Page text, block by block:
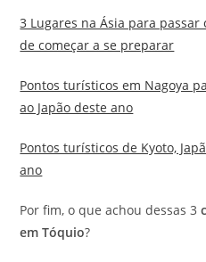
3 Lugares na Ásia para passar
de começar a se preparar
Pontos turísticos em Nagoya
ao Japão deste ano
Pontos turísticos de Kyoto,
ano
Por fim, o que achou dessas 3
em Tóquio?